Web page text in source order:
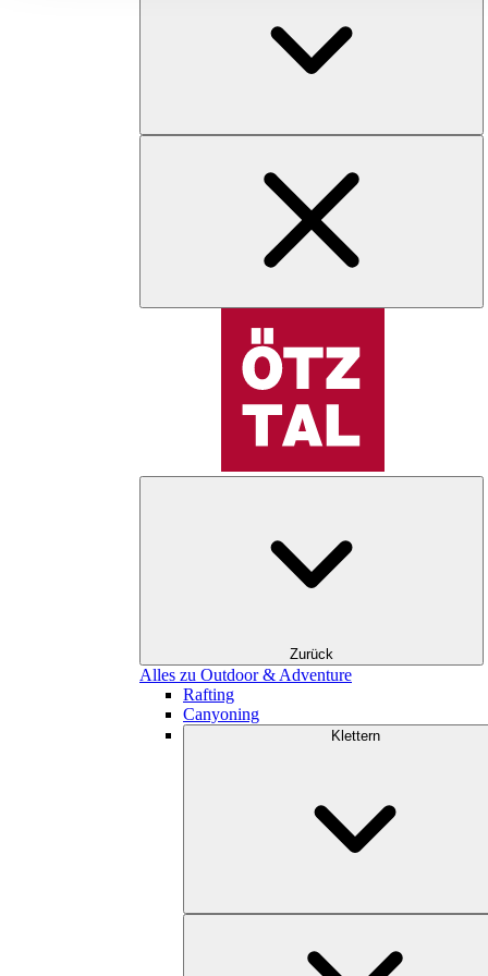
Zurück
Alles zu Outdoor & Adventure
Rafting
Canyoning
Klettern